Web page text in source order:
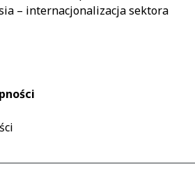
– internacjonalizacja sektora